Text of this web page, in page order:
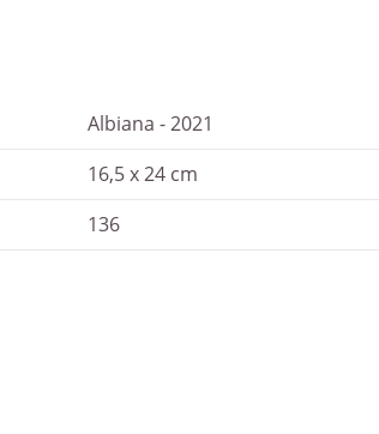
Albiana - 2021
16,5 x 24 cm
136